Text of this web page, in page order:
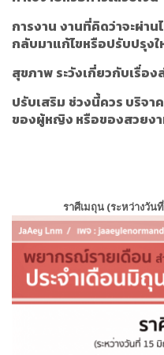
การงาน งานที่คิดว่าจะผ่าน
กลับมาแก้ไขหรือปรับปรุงใ
สุขภาพ ระวังเกี่ยวกับเรื่อง
ปรับเสริม ช่วงนี้ควร บริจา
ของผู้หญิง หรือของสวยงา
ราศีเมถุน (ระหว่างวัน